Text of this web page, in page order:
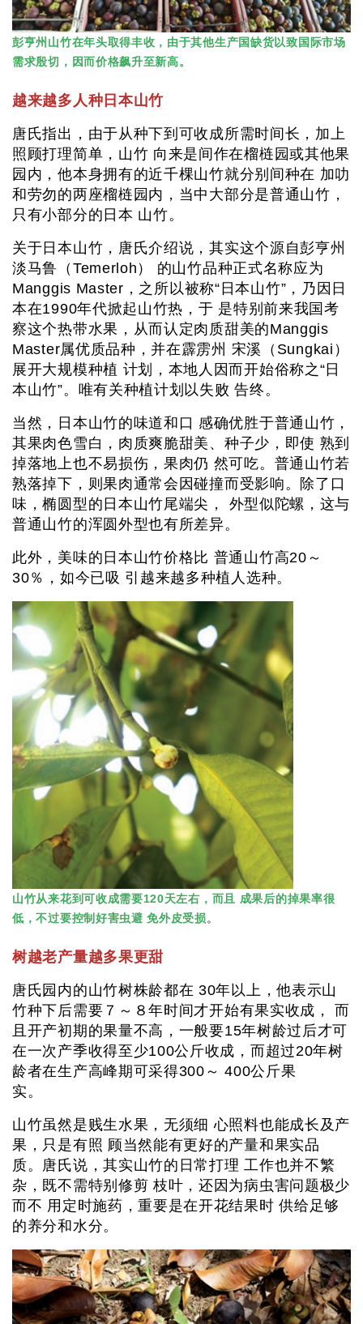
彭亨州山竹在年头取得丰收，由于其他生产国缺货以致国际市场
需求殷切，因而价格飙升至新高。
越来越多人种日本山竹
唐氏指出，由于从种下到可收成所需时间长，加上
照顾打理简单，山竹 向来是间作在榴梿园或其他果
园内，他本身拥有的近千棵山竹就分别间种在 加叻
和劳勿的两座榴梿园内，当中大部分是普通山竹，
只有小部分的日本 山竹。
关于日本山竹，唐氏介绍说，其实这个源自彭亨州
淡马鲁（Temerloh） 的山竹品种正式名称应为
Manggis Master，之所以被称“日本山竹”，乃因日
本在1990年代掀起山竹热，于 是特别前来我国考
察这个热带水果，从而认定肉质甜美的Manggis
Master属优质品种，并在霹雳州 宋溪（Sungkai）
展开大规模种植 计划，本地人因而开始俗称之“日
本山竹”。唯有关种植计划以失败 告终。
当然，日本山竹的味道和口 感确优胜于普通山竹，
其果肉色雪白，肉质爽脆甜美、种子少，即使 熟到
掉落地上也不易损伤，果肉仍 然可吃。普通山竹若
熟落掉下，则果肉通常会因碰撞而受影响。除了口
味，椭圆型的日本山竹尾端尖， 外型似陀螺，这与
普通山竹的浑圆外型也有所差异。
此外，美味的日本山竹价格比 普通山竹高20～
30％，如今已吸 引越来越多种植人选种。
山竹从来花到可收成需要120天左右，而且 成果后的掉果率很
低，不过要控制好害虫避 免外皮受损。
树越老产量越多果更甜
唐氏园内的山竹树株龄都在 30年以上，他表示山
竹种下后需要７～８年时间才开始有果实收成， 而
且开产初期的果量不高，一般要15年树龄过后才可
在一次产季收得至少100公斤收成，而超过20年树
龄者在生产高峰期可采得300～ 400公斤果
实。
山竹虽然是贱生水果，无须细 心照料也能成长及产
果，只是有照 顾当然能有更好的产量和果实品
质。唐氏说，其实山竹的日常打理 工作也并不繁
杂，既不需特别修剪 枝叶，还因为病虫害问题极少
而不 用定时施药，重要是在开花结果时 供给足够
的养分和水分。